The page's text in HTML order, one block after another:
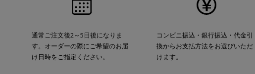
通常ご注文後2～5日後になりま
す。オーダーの際にご希望のお届
け日時をご指定ください。
コンビニ振込・銀行振込・代金引
換からお支払方法をお選びいただ
けます。